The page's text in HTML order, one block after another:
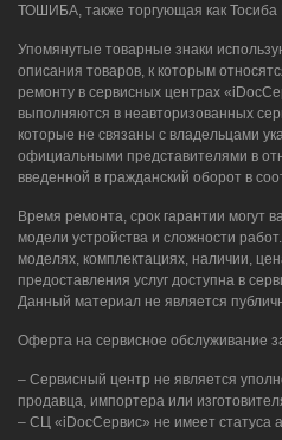
ТОШИБА, также торгующая как
Упомянутые товарные знаки
описания товаров, к которым
ремонту в сервисных центрах
выполняются в неавторизованных
которые не связаны с владельцами
официальными представителями в
введенной в гражданский оборот в
Время ремонта, срок гарантии могут
модели устройства и сложности
моделях, комплектациях, наличии,
предоставления услуг доступна в
Данный материал не является
Оферта на сервисное обслуживание
– Сервисный центр не является
продавца, импортера или
– СЦ «iDocСервис» не имеет статуса